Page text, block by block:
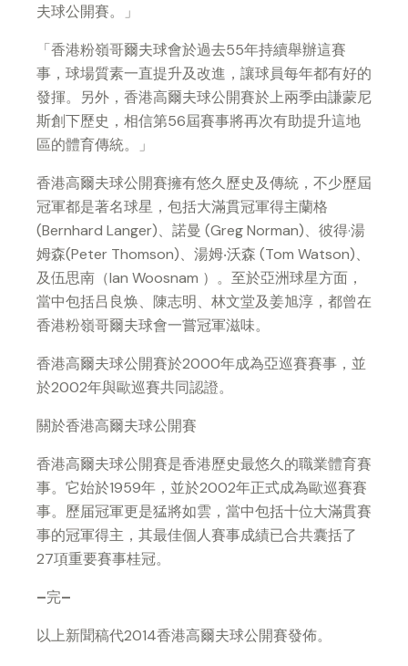
夫球公開賽。
」
「香港粉嶺哥爾夫球會於過去55年持續舉辦這賽
事，球場質素一直提升及改進，讓球員每年都有好的
發揮。另外，香港高爾夫球公開賽於上兩季由謙蒙尼
斯創下歷史，相信第56屆賽事將再次有助提升這地
區的體育傳統。
」
香港高爾夫球公開賽擁有悠久歷史及傳統，不少歷屆
冠軍都是著名球星，包括大滿貫冠軍得主蘭格
(Bernhard Langer)、諾曼 (Greg Norman)、彼得·湯
姆森(Peter Thomson)、湯姆‧沃森 (Tom Watson)、
及伍思南（Ian Woosnam ）。至於亞洲球星方面，
當中包括吕良焕、陳志明、林文堂及姜旭淳，都曾在
香港粉嶺哥爾夫球會一嘗冠軍滋味。
香港高爾夫球公開賽於2000年成為亞巡賽賽事，並
於2002年與歐巡賽共同認證。
關於香港高爾夫球公開賽
香港高爾夫球公開賽是香港歷史最悠久的職業體育賽
事。它始於1959年， 並於2002年正式成為歐巡賽賽
事。 歷届冠軍更是猛將如雲，當中包括十位大滿貫賽
事的冠軍得主，其最佳個人賽事成績已合共囊括了
27項重要賽事桂冠。
–完–
以上新聞稿代2014香港高爾夫球公開賽發佈。